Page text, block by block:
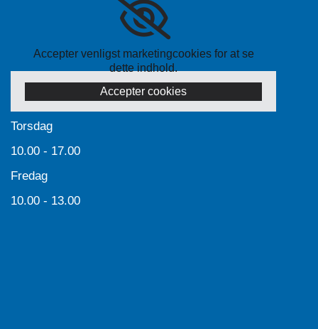
Accepter venligst marketingcookies for at se
dette indhold.
Accepter cookies
Torsdag
10.00 - 17.00
Fredag
10.00 - 13.00